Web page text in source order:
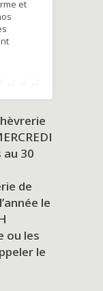
et
au 30
de
le
ou les
le